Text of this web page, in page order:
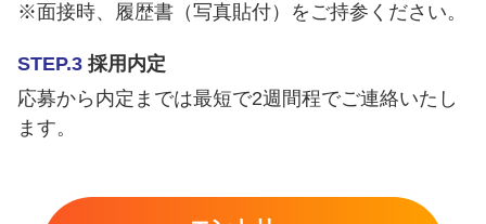
※面接時、履歴書（写真貼付）をご持参ください。
STEP.3 採用内定
応募から内定までは最短で2週間程でご連絡いたし
ます。